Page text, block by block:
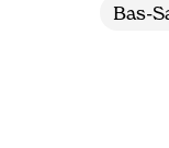
Bas-